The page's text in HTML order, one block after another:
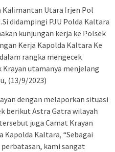
Kalimantan Utara Irjen Pol
didampingi PJU Polda Kaltara
kunjungan kerja ke Polsek
Kerja Kapolda Kaltara Ke
rangka mengecek
utamanya menjelang
(13/9/2023)
dengan melaporkan situasi
berikut Astra Gatra wilayah
juga Camat Krayan
Kapolda Kaltara, “Sebagai
kami sangat